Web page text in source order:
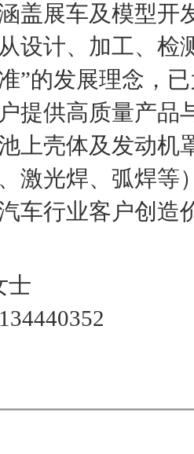
盖展车及模型开
设计、加工、检
”的发展理念，
提供高质量产品
上壳体及发动机
、激光焊、弧焊
车行业客户创造
士